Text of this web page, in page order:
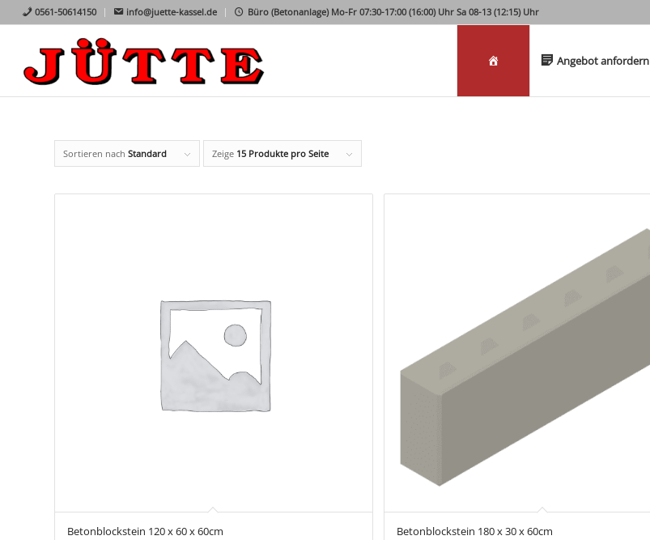
0561-50614150 info@juette-kassel.de Büro (Betonanlage) Mo-Fr 07:30-17:00 (16:00) Uhr Sa 08-13 (12:15) Uhr
WillkommenAngebot anfordern
Sortieren nach Standard Zeige 15 Produkte pro Seite
Betonblockstein 120 x 60 x 60cm Betonblockstein 180 x 30 x 60cm